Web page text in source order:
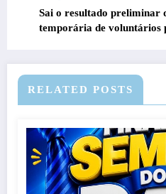
Sai o resultado preliminar
temporária de voluntários
RELATED POSTS